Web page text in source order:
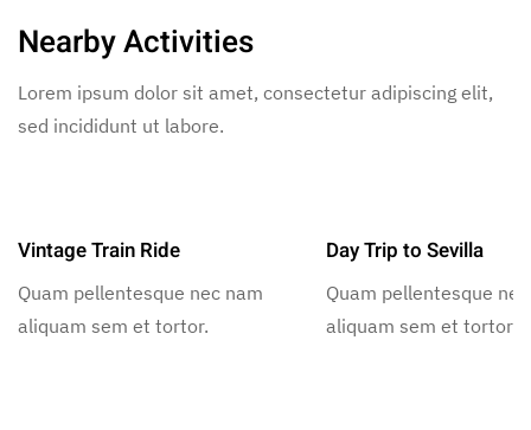
Nearby Activities
Lorem ipsum dolor sit amet, consectetur adipiscing elit,
sed incididunt ut labore.
Vintage Train Ride
Quam pellentesque nec nam
aliquam sem et tortor.
Day Trip to Sevilla
Quam pellentesque
aliquam sem et tortor.